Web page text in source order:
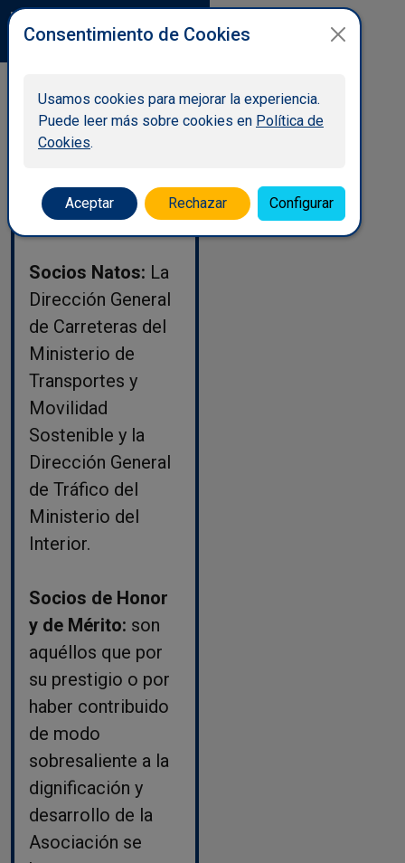
Socios
socios con las que
cuenta la ATC son:
Socios Natos: La
Dirección General
de Carreteras del
Ministerio de
Transportes y
Movilidad
Sostenible y la
Dirección General
de Tráfico del
Ministerio del
Interior.
Socios de Honor
y de Mérito: son
aquéllos que por
su prestigio o por
haber contribuido
de modo
sobresaliente a la
dignificación y
desarrollo de la
Asociación se
Consentimiento de Cookies
Usamos cookies para mejorar la experiencia.
Puede leer más sobre cookies en Política de
Cookies.
Aceptar Rechazar Configurar